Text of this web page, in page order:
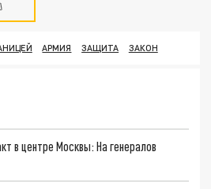
АРМИЯ ЗАЩИТА ЗАКОН
в центре Москвы: На генералов